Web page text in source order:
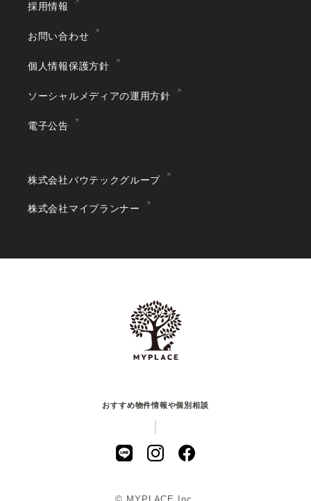
採用情報
お問い合わせ
個人情報保護方針
ソーシャルメディアの運用方針
電子公告
株式会社バウテックグループ
株式会社マイプランナー
おすすめ物件情報や個別相談